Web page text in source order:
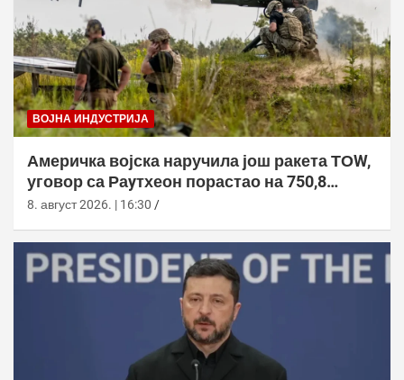
ВОЈНА ИНДУСТРИЈА
Америчка војска наручила још ракета ТОW,
уговор са Раyтхеон порастао на 750,8
милиона долара
8. август 2026. | 16:30